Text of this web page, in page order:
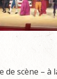
de scène –